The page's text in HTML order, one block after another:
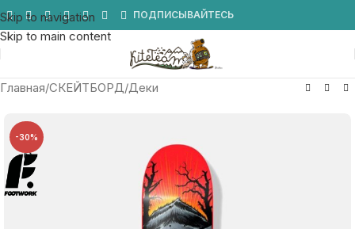
Skip to navigation
Skip to main content
ПОДПИСЫВАЙТЕСЬ
Главная/СКЕЙТБОРД/Деки
-30%